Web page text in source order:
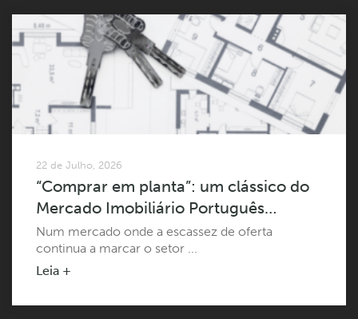
22 de Julho, 2026
“Comprar em planta”: um clássico do
Mercado Imobiliário Português…
Num mercado onde a escassez de oferta
continua a marcar o setor ...
Leia +